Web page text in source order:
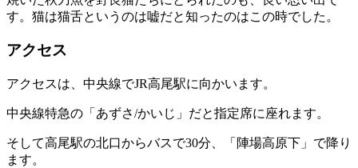
す。猫は猫舌というのは嘘だと知ったのはこの時でした。
アクセス
アクセスは、中央線でJR高尾駅に向かいます。
中央線特急の「あずさ/かいじ」だと指定席に座れます。
そして高尾駅の北口からバスで30分、「陣場高原下」で降り
ます。